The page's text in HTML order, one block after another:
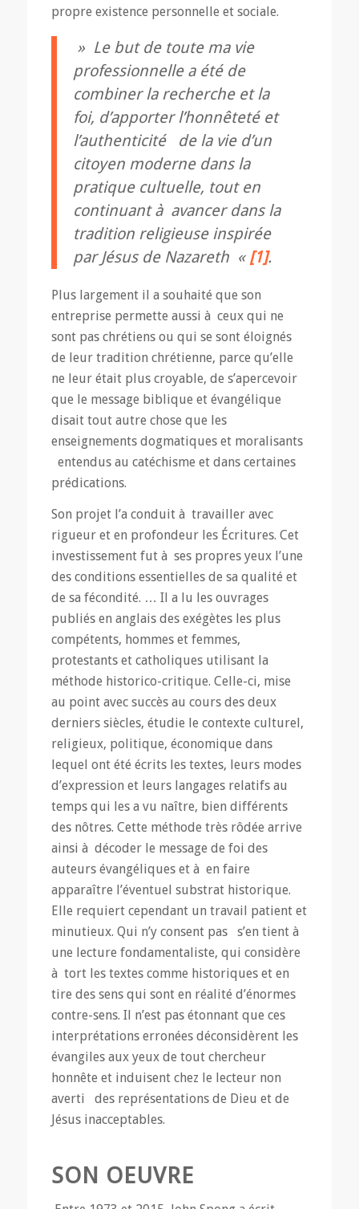
propre existence personnelle et sociale.
» Le but de toute ma vie
professionnelle a été de
combiner la recherche et la
foi, d’apporter l’honnêteté et
l’authenticité de la vie d’un
citoyen moderne dans la
pratique cultuelle, tout en
continuant à avancer dans la
tradition religieuse inspirée
par Jésus de Nazareth « [1].
Plus largement il a souhaité que son
entreprise permette aussi à ceux qui ne
sont pas chrétiens ou qui se sont éloignés
de leur tradition chrétienne, parce qu’elle
ne leur était plus croyable, de s’apercevoir
que le message biblique et évangélique
disait tout autre chose que les
enseignements dogmatiques et moralisants
entendus au catéchisme et dans certaines
prédications.
Son projet l’a conduit à travailler avec
rigueur et en profondeur les Écritures. Cet
investissement fut à ses propres yeux l’une
des conditions essentielles de sa qualité et
de sa fécondité. … Il a lu les ouvrages
publiés en anglais des exégètes les plus
compétents, hommes et femmes,
protestants et catholiques utilisant la
méthode historico-critique. Celle-ci, mise
au point avec succès au cours des deux
derniers siècles, étudie le contexte culturel,
religieux, politique, économique dans
lequel ont été écrits les textes, leurs modes
d’expression et leurs langages relatifs au
temps qui les a vu naître, bien différents
des nôtres. Cette méthode très rôdée arrive
ainsi à décoder le message de foi des
auteurs évangéliques et à en faire
apparaître l’éventuel substrat historique.
Elle requiert cependant un travail patient et
minutieux. Qui n’y consent pas s’en tient à
une lecture fondamentaliste, qui considère
à tort les textes comme historiques et en
tire des sens qui sont en réalité d’énormes
contre-sens. Il n’est pas étonnant que ces
interprétations erronées déconsidèrent les
évangiles aux yeux de tout chercheur
honnête et induisent chez le lecteur non
averti des représentations de Dieu et de
Jésus inacceptables.
SON OEUVRE